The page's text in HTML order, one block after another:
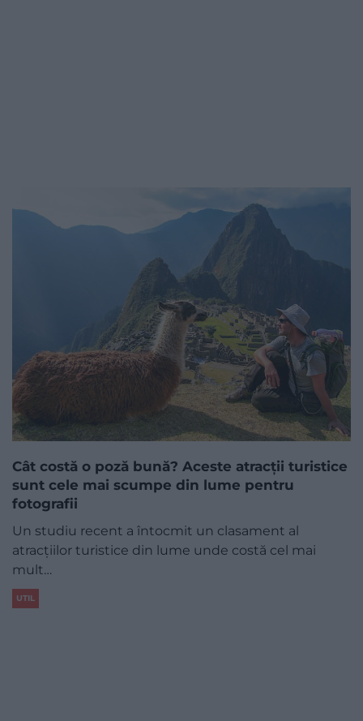
Cât costă o poză bună? Aceste atracții turistice
sunt cele mai scumpe din lume pentru
fotografii
Un studiu recent a întocmit un clasament al
atracțiilor turistice din lume unde costă cel mai
mult…
UTIL